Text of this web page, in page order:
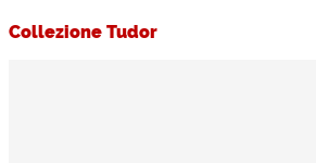
Collezione Tudor